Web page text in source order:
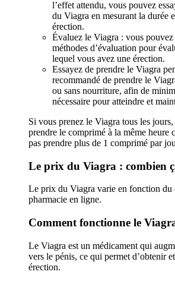
l’effet attendu, vous pouvez
du Viagra en mesurant la durée
érection.
Évaluez le Viagra : vous
méthodes d’évaluation pour
lequel vous avez une érection.
Essayez de prendre le Viagra
recommandé de prendre le
ou sans nourriture, afin de
nécessaire pour atteindre et
Si vous prenez le Viagra tous les
prendre le comprimé à la même heure
pas prendre plus de 1 comprimé par
Le prix du Viagra : combien
Le prix du Viagra varie en fonction du
pharmacie en ligne.
Comment fonctionne le
Le Viagra est un médicament qui
vers le pénis, ce qui permet d’obtenir
érection.